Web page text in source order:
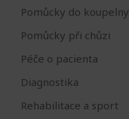
Pomůcky do koupelny
Pomůcky při chůzi
Péče o pacienta
Diagnostika
Rehabilitace a sport